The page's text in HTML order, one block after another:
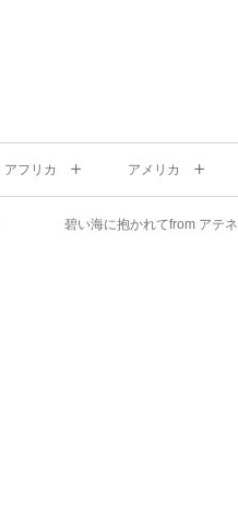
アフリカ アメリカ
碧い海に抱かれてfrom アテネ